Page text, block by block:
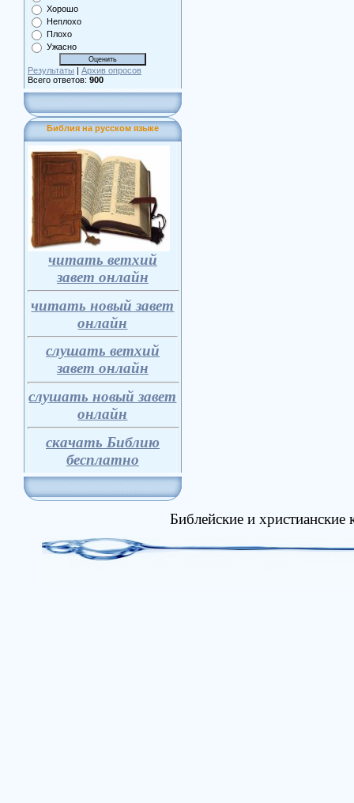
Хорошо
Неплохо
Плохо
Ужасно
Результаты | Архив опросов
Всего ответов: 900
Библия на русском языке
читать ветхий
завет онлайн
читать новый завет
онлайн
слушать ветхий
завет онлайн
слушать новый завет
онлайн
скачать Библию
бесплатно
Библейские и